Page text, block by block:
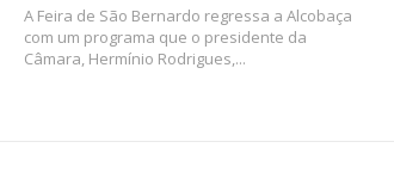
A Feira de São Bernardo regressa a Alcobaça
com um programa que o presidente da
Câmara, Hermínio Rodrigues,...